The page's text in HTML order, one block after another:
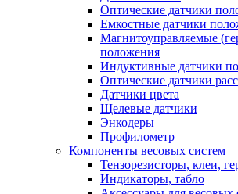
Оптические датчики
Емкостные датчики
Магнитоуправляемые
положения
Индуктивные датчики
Оптические датчики
Датчики цвета
Щелевые датчики
Энкодеры
Профилометр
Компоненты весовых систем
Тензорезисторы, клеи,
Индикаторы, табло